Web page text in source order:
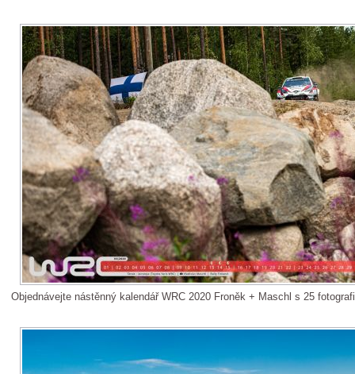
Objednávejte nástěnný kalendář WRC 2020 Froněk + Maschl s 25